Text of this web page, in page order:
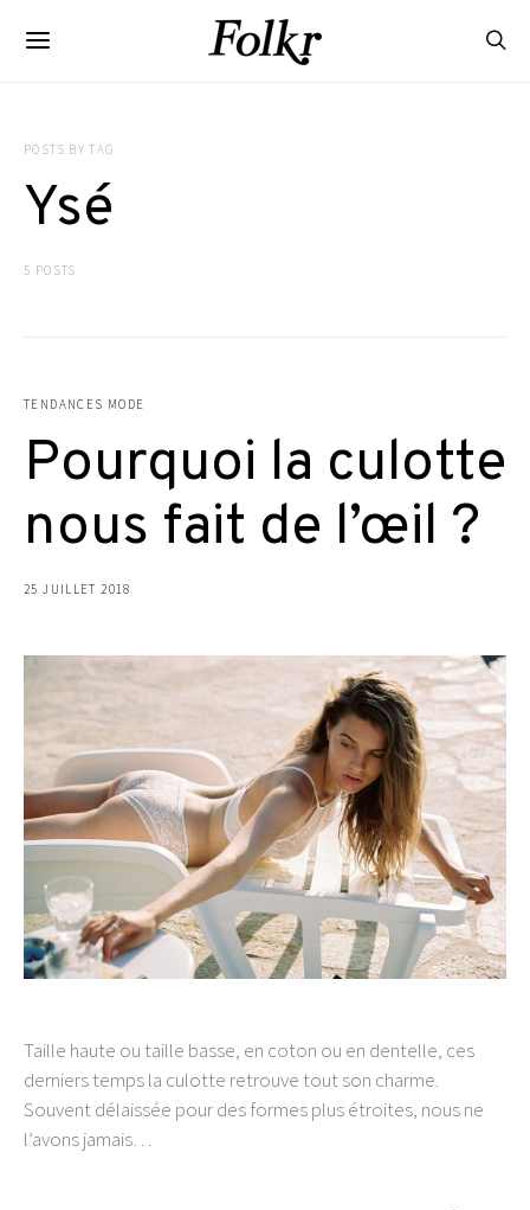
POSTS BY TAG
Ysé
5 POSTS
TENDANCES MODE
Pourquoi la culotte
nous fait de l’œil ?
25 JUILLET 2018
Taille haute ou taille basse, en coton ou en dentelle, ces
derniers temps la culotte retrouve tout son charme.
Souvent délaissée pour des formes plus étroites, nous ne
l’avons jamais…